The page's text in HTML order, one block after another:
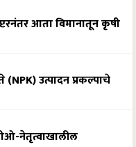
आता विमानातून कृषी
(NPK) उत्पादन प्रकल्पाचे
नेतृत्वाखालील